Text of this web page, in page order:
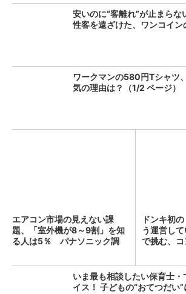
安いのに“客離れ”が止まら
性客を遠ざけた、ワンコイン
ワークマンの580円Tシャ
気の理由は？（1/2 ページ）
エアコン市場の見えない課
題、「室外機が8～9割」を知
る人は5％ パナソニック調
ドンキ初
う運営し
で挑む、
いま最も相談したい保育士
イス！ 子どもの“おてつだい